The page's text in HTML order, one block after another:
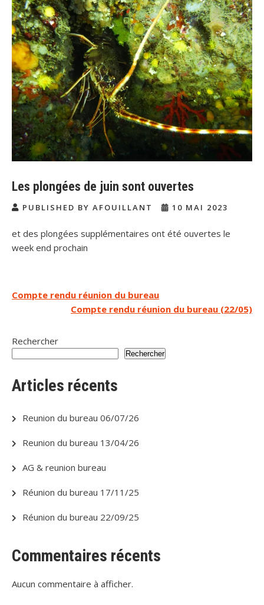
Les plongées de juin sont ouvertes
PUBLISHED BY AFOUILLANT 10 MAI 2023
et des plongées supplémentaires ont été ouvertes le
week end prochain
Navigation
Compte rendu réunion du bureau
Compte rendu réunion du bureau (22/05)
Rechercher
Rechercher
Articles récents
Reunion du bureau 06/07/26
Reunion du bureau 13/04/26
AG & reunion bureau
Réunion du bureau 17/11/25
Réunion du bureau 22/09/25
Commentaires récents
Aucun commentaire à afficher.